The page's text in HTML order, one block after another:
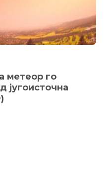
метеор го
југоисточна